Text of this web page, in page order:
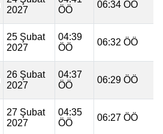
2027
ÖÖ
06:34 ÖÖ
25 Şubat
2027
04:39
ÖÖ
06:32 ÖÖ
26 Şubat
2027
04:37
ÖÖ
06:29 ÖÖ
27 Şubat
2027
04:35
ÖÖ
06:27 ÖÖ